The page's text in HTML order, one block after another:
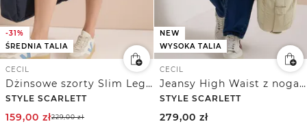
-31%
ŚREDNIA TALIA
CECIL
Dżinsowe szorty Slim Leg o swobodnym kroju Casual Fit
STYLE SCARLETT
159,00 zł229,00zł
NEW
WYSOKA TALIA
CECIL
Jeansy High Waist z nogawkami typu barrel w stylu Loose Fit
STYLE SCARLETT
279,00 zł